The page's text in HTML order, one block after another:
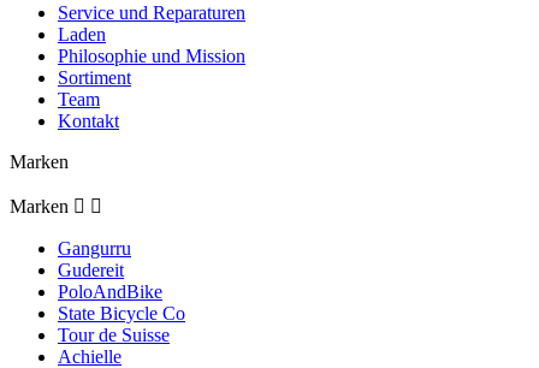
Service und Reparaturen
Laden
Philosophie und Mission
Sortiment
Team
Kontakt
Marken
Marken  
Gangurru
Gudereit
PoloAndBike
State Bicycle Co
Tour de Suisse
Achielle